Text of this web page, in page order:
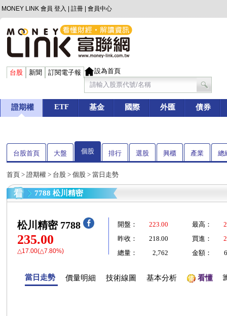
MONEY LINK 會員 登入 註冊 會員中心
台股 新聞 訂閱電子報 設為首頁
證期權 ETF 基金 國際 外匯 債券
台股首頁 大盤 個股 排行 選股 興櫃 產業 總
首頁 > 證期權 > 台股 > 個股 > 當日走勢
7788 松川精密
松川精密 7788
235.00
△17.00(△7.80%)
開盤： 223.00 最高：
昨收：
218.00 買進：
總量：
2,762 金額：
當日走勢 價量明細 技術線圖 基本分析 看懂